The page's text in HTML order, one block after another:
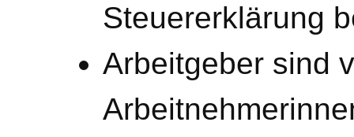
Steuererklärung
Arbeitgeber sind